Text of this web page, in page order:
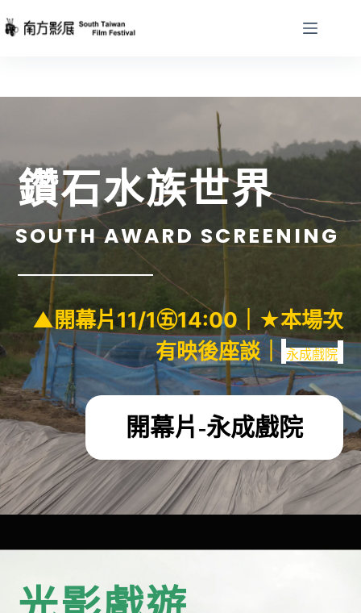
鑽石水族世界
SOUTH AWARD SCREENING
▲開幕片11/1㊄14:00｜★本場次
有映後座談｜ 永成戲院
開幕片-永成戲院